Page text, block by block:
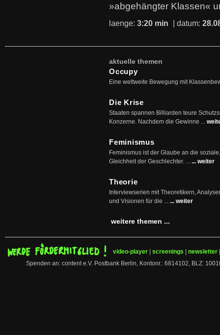
»abgehängter Klassen«
laenge: 3:20 min | datum:
aktuelle themen
Occupy
Eine weltweite Bewegung mit
Die Krise
Staaten spannen Billiarden teure
Konzerne. Nachdem die Gewinne ...
Feminismus
Feminismus ist der Glaube an die
Gleichheit der Geschlechter. ... ... weiter
Theorie
Interviewserien mit Theoretikern,
und Visionen für die ... ... weiter
weitere themen ...
video-player screenings newsletter
Spenden an: content e.V. Postbank Berlin, Kontonr.: 6814102, BLZ: